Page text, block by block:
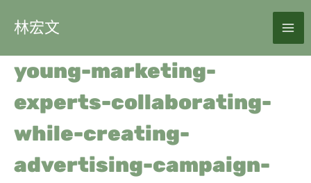
林宏文
young-marketing-
experts-collaborating-
while-creating-
advertising-campaign-